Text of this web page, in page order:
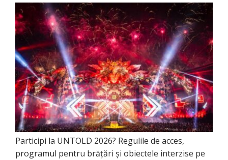
Participi la UNTOLD 2026? Regulile de acces,
programul pentru brățări și obiectele interzise pe